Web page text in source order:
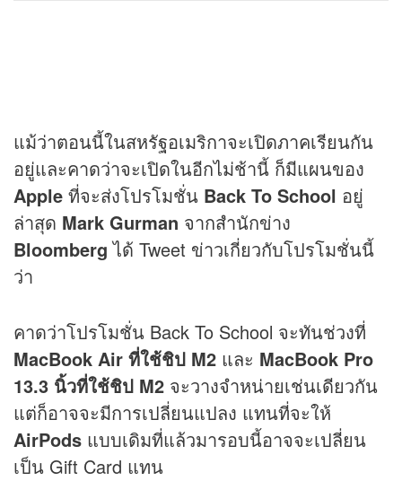
แม้ว่าตอนนี้ในสหรัฐอเมริกาจะเปิดภาคเรียนกัน
อยู่และคาดว่าจะเปิดในอีกไม่ช้านี้ ก็มีแผนของ
Apple ที่จะส่งโปรโมชั่น Back To School อยู่
ล่าสุด Mark Gurman จากสำนักข่าง
Bloombergได้ Tweet ข่าวเกี่ยวกับโปรโมชั่นนี้
ว่า
คาดว่าโปรโมชั่น Back To School จะทันช่วงที่
MacBook Air ที่ใช้ชิป M2 และ MacBook Pro
13.3 นิ้วที่ใช้ชิป M2 จะวางจำหน่ายเช่นเดียวกัน
แต่ก็อาจจะมีการเปลี่ยนแปลง แทนที่จะให้
AirPods แบบเดิมที่แล้วมารอบนี้อาจจะเปลี่ยน
เป็น Gift Card แทน